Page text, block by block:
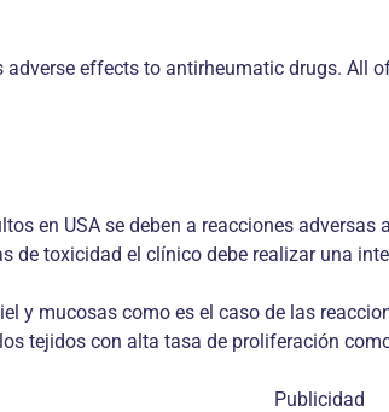
effects to antirheumatic drugs.
en USA se deben a reacciones
de toxicidad el clínico debe realizar una
y mucosas como es el caso de las
tejidos con alta tasa de proliferación
Publicidad